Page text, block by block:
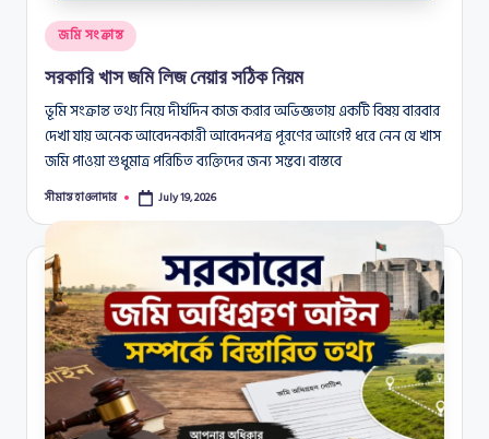
Posted
in
জমি সংক্রান্ত
সরকারি খাস জমি লিজ নেয়ার সঠিক নিয়ম
ভূমি সংক্রান্ত তথ্য নিয়ে দীর্ঘদিন কাজ করার অভিজ্ঞতায় একটি বিষয় বারবার
দেখা যায় অনেক আবেদনকারী আবেদনপত্র পূরণের আগেই ধরে নেন যে খাস
জমি পাওয়া শুধুমাত্র পরিচিত ব্যক্তিদের জন্য সম্ভব। বাস্তবে
Posted
সীমান্ত হাওলাদার July 19, 2026